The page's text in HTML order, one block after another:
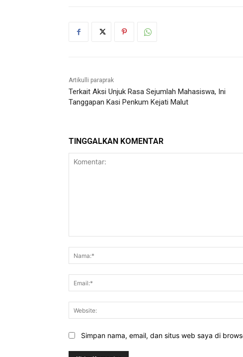
Artikulli paraprak
Terkait Aksi Unjuk Rasa Sejumlah Mahasiswa, Ini
Tanggapan Kasi Penkum Kejati Malut
TINGGALKAN KOMENTAR
Simpan nama, email, dan situs web saya di